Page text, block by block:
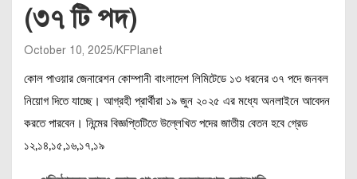
(৩৭ টি পদ)
October 10, 2025 KFPlanet
কোল পাওয়ার জেনারেশন কোম্পানী বাংলাদেশ লিমিটেডে ১৩ ধরনের ৩৭ পদে জনবল
নিয়োগ দিতে যাচ্ছে। আগ্রহী প্রার্থীরা ১৯ জুন ২০২৫ এর মধ্যে অনলাইনে আবেদন
করতে পারবেন। নিন্মের বিজ্ঞপ্তিটিতে উল্লেখিত পদের জাতীয় বেতন হবে গ্রেড
১২,১৪,১৫,১৬,১৭,১৯